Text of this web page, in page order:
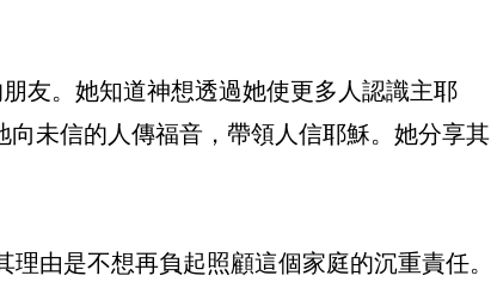
友。她知道神想透過她使更多人認識主耶
未信的人傳福音，帶領人信耶穌。她分享其
由是不想再負起照顧這個家庭的沉重責任。